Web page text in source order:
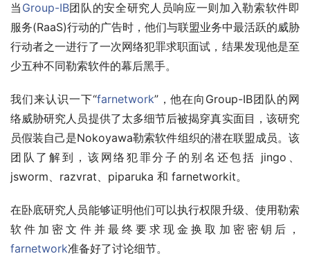
当 Group-IB团队的安全研究人员响应一则加入勒索软件即
服务(RaaS)行动的广告时，他们与联盟业务中最活跃的威胁
行动者之一进行了一次网络犯罪求职面试，结果发现他是至
少五种不同勒索软件的幕后黑手。
我们来认识一下“farnetwork”，他在向Group-IB团队的网
络威胁研究人员提供了太多细节后被揭穿真实面目，该研究
员假装自己是Nokoyawa勒索软件组织的潜在联盟成员。该
团队了解到，该网络犯罪分子的别名还包括 jingo、
jsworm、razvrat、piparuka 和 farnetworkit。
在卧底研究人员能够证明他们可以执行权限升级、使用勒索
软件加密文件并最终要求现金换取加密密钥后，
farnetwork准备好了讨论细节。